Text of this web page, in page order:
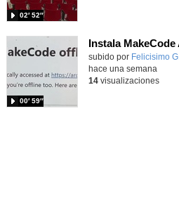
02′ 52″
Contenido educativo.
subido por Felicisimo G.
00′ 59″
hace una semana
14visualizaciones